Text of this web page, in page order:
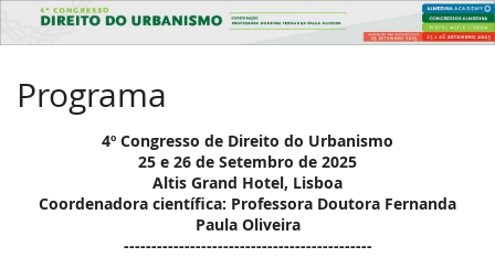
de
Direito
do
Urbanismo
Programa
4º Congresso de Direito do Urbanismo
25 e 26 de Setembro de 2025
Altis Grand Hotel, Lisboa
Coordenadora científica: Professora Doutora Fernanda
Paula Oliveira
---------------------------------------------